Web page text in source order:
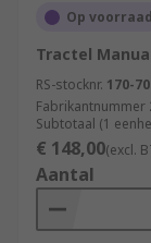
Op voorraad
Tractel
RS-stocknr. 170-
Fabrikantnummer
Subtotaal (1
€ 148,00(excl.
Aantal